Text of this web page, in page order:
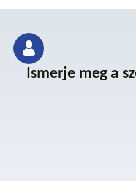
Ismerje meg a